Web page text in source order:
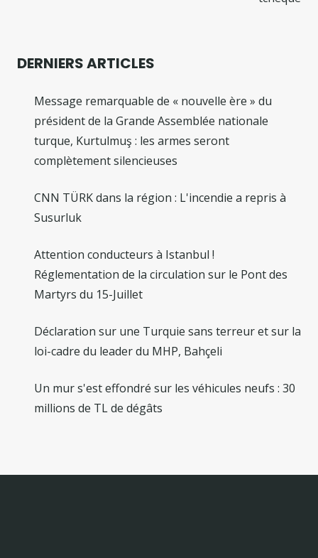
DERNIERS ARTICLES
Message remarquable de « nouvelle ère » du
président de la Grande Assemblée nationale
turque, Kurtulmuş : les armes seront
complètement silencieuses
CNN TÜRK dans la région : L'incendie a repris à
Susurluk
Attention conducteurs à Istanbul !
Réglementation de la circulation sur le Pont des
Martyrs du 15-Juillet
Déclaration sur une Turquie sans terreur et sur la
loi-cadre du leader du MHP, Bahçeli
Un mur s'est effondré sur les véhicules neufs : 30
millions de TL de dégâts